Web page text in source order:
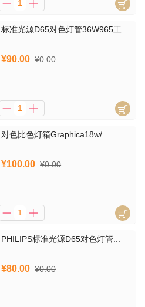
标准光源D65对色灯管36W965工...
¥90.00 ¥0.00
对色比色灯箱Graphica18w/...
¥100.00 ¥0.00
PHILIPS标准光源D65对色灯管...
¥80.00 ¥0.00